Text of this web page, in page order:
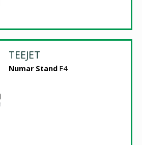
TEEJET
Numar Stand E4